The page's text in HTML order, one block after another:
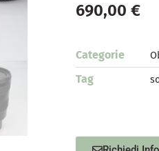
690,00 €
Categorie
Tag